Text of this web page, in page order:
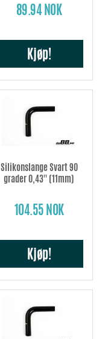
89.94 NOK
Kjøp!
Silikonslange Svart 90
grader 0,43'' (11mm)
104.55 NOK
Kjøp!